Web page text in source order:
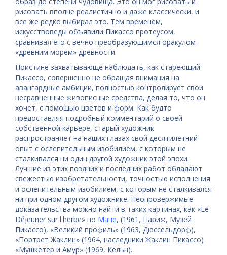
рисовать вполне реалистично и даже классически, и
все же редко выбирал это. Тем временем,
искусствоведы объявили Пикассо протеусом,
сравнивая его с вечно преобразующимся оракулом
«древним морем» древности.
Поистине захватывающе наблюдать, как стареющий
Пикассо, совершенно не обращая внимания на
авангардные амбиции, полностью контролирует свои
несравненные живописные средства, делая то, что он
хочет, с помощью цветов и форм. Как будто
предоставляя подробный комментарий о своей
собственной карьере, старый художник
распространяет на наших глазах свой десятилетний
опыт с ослепительным изобилием, с которым не
сталкивался ни один другой художник этой эпохи.
Лучшие из этих поздних и последних работ обладают
свежестью изобретательности, точностью исполнения
и ослепительным изобилием, с которым не сталкивался
ни при одном другом художнике. Неопровержимые
доказательства можно найти в таких картинах, как «Le
Déjeuner sur l'herbe» по Мане, (1961, Париж, Музей
Пикассо), «Великий профиль» (1963, Дюссельдорф),
«Портрет Жаклин» (1964, наследники Жаклин Пикассо)
«Мушкетер и Амур» (1969, Кельн).